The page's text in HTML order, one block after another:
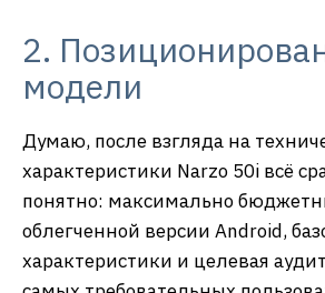
2.
модели
Думаю, после взгляда на
характеристики Narzo 50i всё
понятно: максимально
облегченной версии Android,
характеристики и целевая